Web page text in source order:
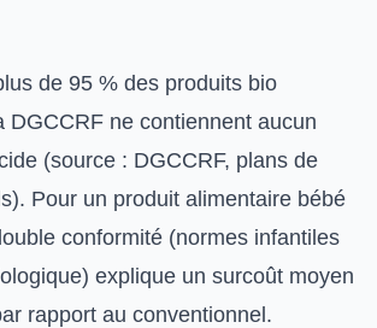
de 95 % des produits bio
DGCCRF ne contiennent aucun
(source : DGCCRF, plans de
Pour un produit alimentaire bébé
conformité (normes infantiles
explique un surcoût moyen
rapport au conventionnel.